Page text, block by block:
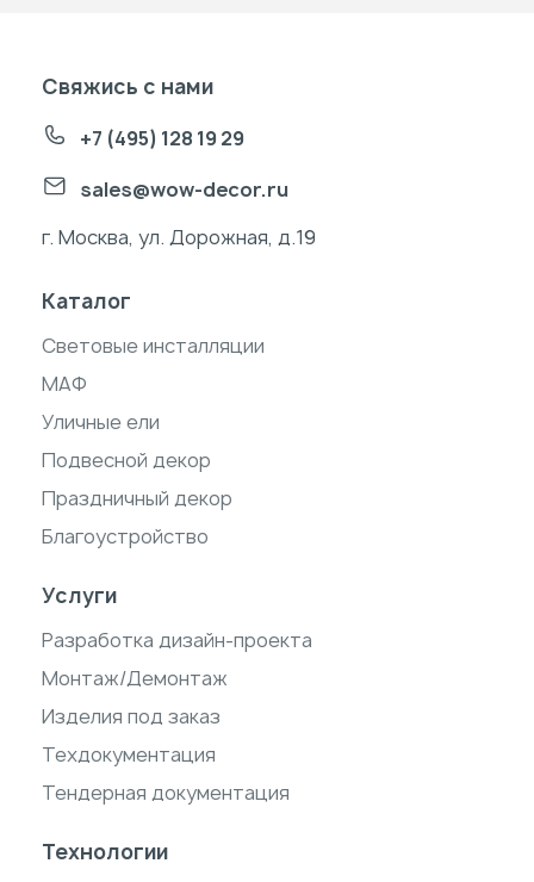
Свяжись с нами
+7 (495) 128 19 29
sales@wow-decor.ru
г. Москва, ул. Дорожная, д.19
Каталог
Световые инсталляции
МАФ
Уличные ели
Подвесной декор
Праздничный декор
Благоустройство
Услуги
Разработка дизайн-проекта
Монтаж/Демонтаж
Изделия под заказ
Техдокументация
Тендерная документация
Технологии